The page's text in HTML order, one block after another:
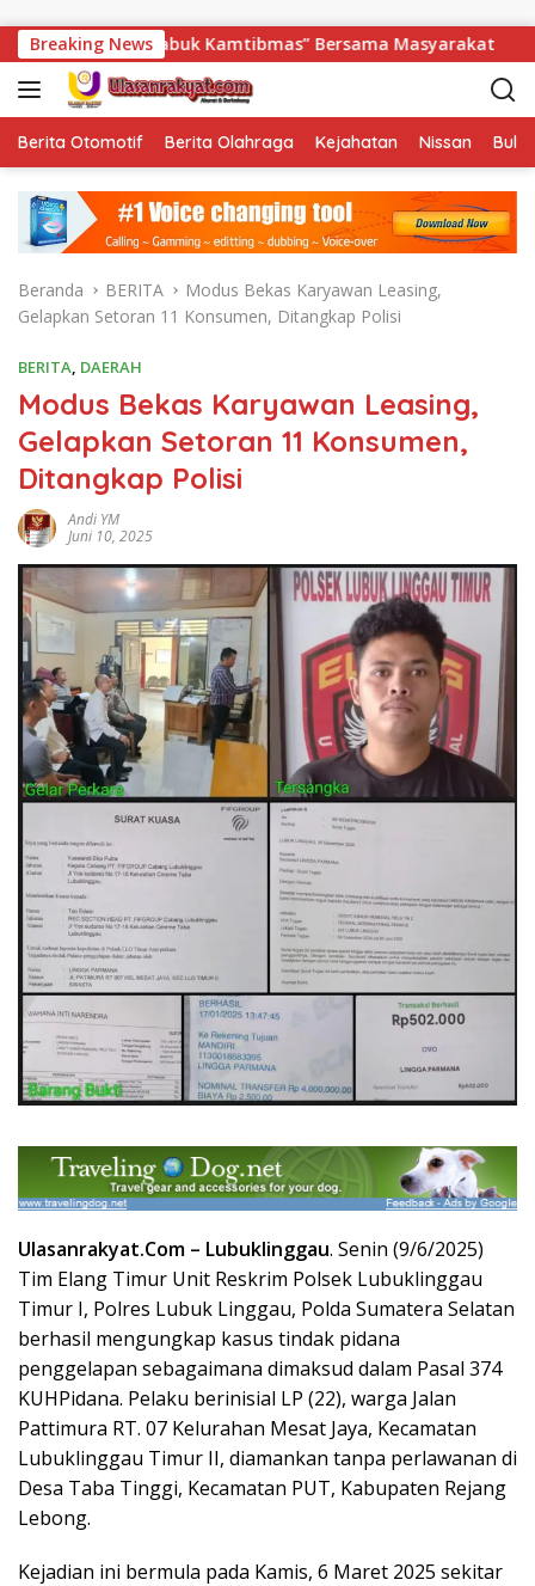
Breaking News
“Sabuk Kamtibmas” Bersama Masyarakat Sambut
Berita Otomotif Berita Olahraga Kejahatan Nissan
Beranda BERITA
Modus Bekas Karyawan Leasing,
Gelapkan Setoran 11 Konsumen, Ditangkap Polisi
BERITA, DAERAH
Modus Bekas Karyawan Leasing,
Gelapkan Setoran 11 Konsumen,
Ditangkap Polisi
Andi YM
Juni 10, 2025
Ulasanrakyat.Com – Lubuklinggau. Senin (9/6/2025)
Tim Elang Timur Unit Reskrim Polsek Lubuklinggau
Timur I, Polres Lubuk Linggau, Polda Sumatera Selatan
berhasil mengungkap kasus tindak pidana
penggelapan sebagaimana dimaksud dalam Pasal 374
KUHPidana. Pelaku berinisial LP (22), warga Jalan
Pattimura RT. 07 Kelurahan Mesat Jaya, Kecamatan
Lubuklinggau Timur II, diamankan tanpa perlawanan di
Desa Taba Tinggi, Kecamatan PUT, Kabupaten Rejang
Lebong.
Kejadian ini bermula pada Kamis, 6 Maret 2025 sekitar